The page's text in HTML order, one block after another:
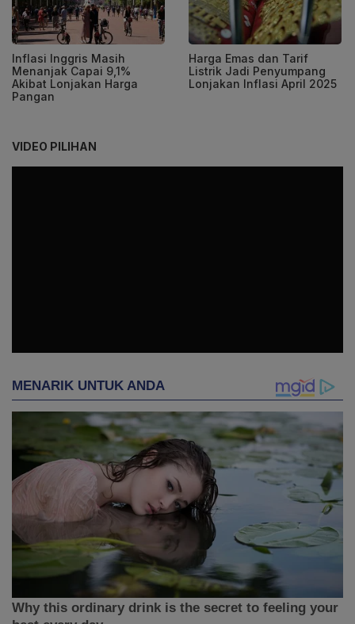
Inflasi Inggris Masih
Menanjak Capai 9,1%
Akibat Lonjakan Harga
Pangan
Harga Emas dan Tarif
Listrik Jadi Penyumpang
Lonjakan Inflasi April 2025
VIDEO PILIHAN